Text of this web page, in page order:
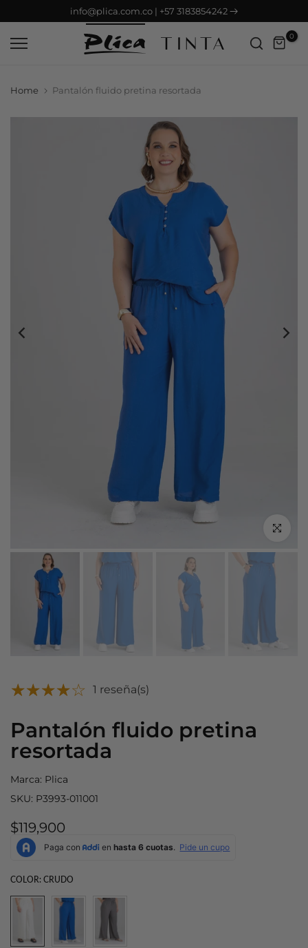
info@plica.com.co | +57 3183854242
0
Home Pantalón fluido pretina resortada
Click
1 reseña(s)
Pantalón fluido pretina
resortada
Marca: Plica
SKU: P3993-011001
$119,900
COLOR: CRUDO